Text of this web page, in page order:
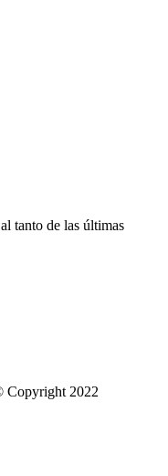
tanto de las últimas
Copyright 2022